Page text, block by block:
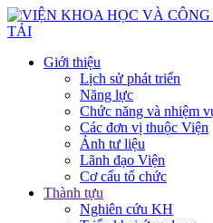
Giới thiệu
Lịch sử phát triển
Năng lực
Chức năng và nhiệm
Các đơn vị thuộc Viện
Ảnh tư liệu
Lãnh đạo Viện
Cơ cấu tổ chức
Thành tựu
Nghiên cứu KH